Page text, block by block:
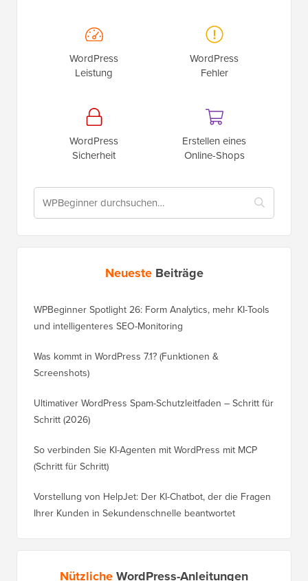
WordPress
Leistung
WordPress
Fehler
WordPress
Sicherheit
Erstellen eines
Online-Shops
Neueste Beiträge
WPBeginner Spotlight 26: Form Analytics, mehr KI-Tools
und intelligenteres SEO-Monitoring
Was kommt in WordPress 7.1? (Funktionen &
Screenshots)
Ultimativer WordPress Spam-Schutzleitfaden – Schritt für
Schritt (2026)
So verbinden Sie KI-Agenten mit WordPress mit MCP
(Schritt für Schritt)
Vorstellung von HelpJet: Der KI-Chatbot, der die Fragen
Ihrer Kunden in Sekundenschnelle beantwortet
NützlicheWordPress-Anleitungen